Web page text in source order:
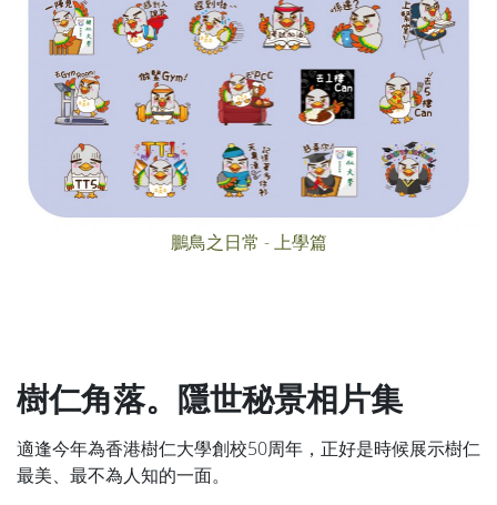
鵬鳥之日常 - 上學篇
樹仁角落。隱世秘景相片集
適逢今年為香港樹仁大學創校50周年，正好是時候展示樹仁
最美、最不為人知的一面。